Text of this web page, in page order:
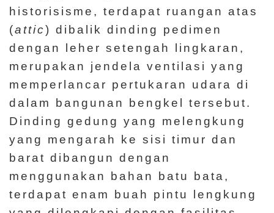
historisisme, terdapat ruangan atas
(attic) dibalik dinding pedimen
dengan leher setengah lingkaran,
merupakan jendela ventilasi yang
memperlancar pertukaran udara di
dalam bangunan bengkel tersebut.
Dinding gedung yang melengkung
yang mengarah ke sisi timur dan
barat dibangun dengan
menggunakan bahan batu bata,
terdapat enam buah pintu lengkung